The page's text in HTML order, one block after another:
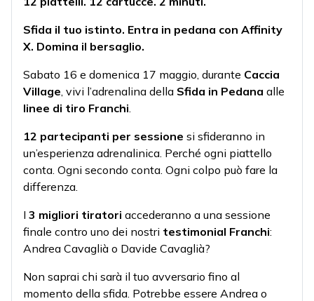
Sfida il tuo istinto. Entra in pedana con Affinity
X. Domina il bersaglio.
Sabato 16 e domenica 17 maggio, durante Caccia
Village, vivi l’adrenalina della Sfida in Pedana alle
linee di tiro Franchi.
12 partecipanti per sessione si sfideranno in
un’esperienza adrenalinica. Perché ogni piattello
conta. Ogni secondo conta. Ogni colpo può fare la
differenza.
I 3 migliori tiratori accederanno a una sessione
finale contro uno dei nostri testimonial Franchi:
Andrea Cavaglià o Davide Cavaglià?
Non saprai chi sarà il tuo avversario fino al
momento della sfida. Potrebbe essere Andrea o